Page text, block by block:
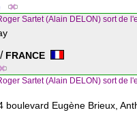
Sartet (Alain DELON) sort de
/ FRANCE
Sartet (Alain DELON) sort de
boulevard Eugène Brieux,